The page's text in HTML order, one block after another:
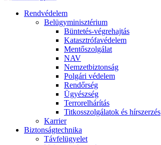
Rendvédelem
Belügyminisztérium
Büntetés-végrehajtás
Katasztrófavédelem
Mentőszolgálat
NAV
Nemzetbiztonság
Polgári védelem
Rendőrség
Ügyészség
Terrorelhárítás
Titkosszolgálatok és hírszerzés
Karrier
Biztonságtechnika
Távfelügyelet